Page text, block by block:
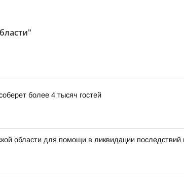
более 4 тысяч гостей
области для помощи в ликвидации